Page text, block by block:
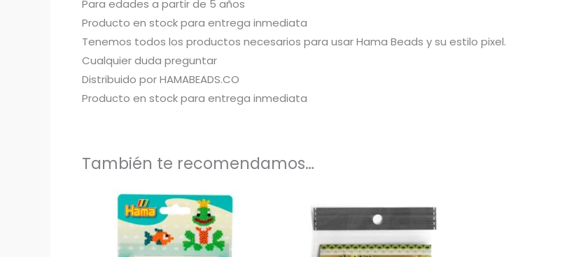
Para edades a partir de 5 años
Producto en stock para entrega inmediata
Tenemos todos los productos necesarios para usar Hama Beads y su estilo pixel.
Cualquier duda preguntar
Distribuido por HAMABEADS.CO
Producto en stock para entrega inmediata
También te recomendamos…